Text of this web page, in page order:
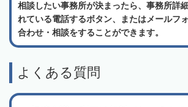
相談したい事務所が決まったら、事務所詳
れている電話するボタン、またはメールフ
合わせ・相談をすることができます。
よくある質問